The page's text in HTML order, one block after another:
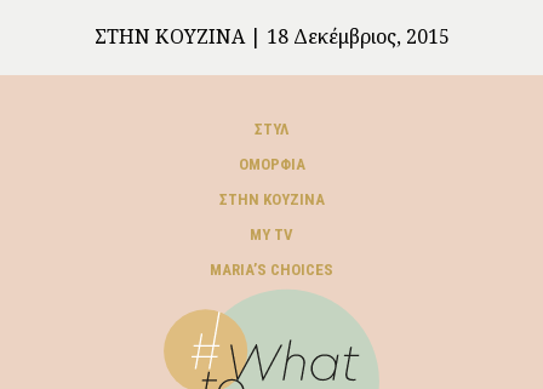
ΣΤΗΝ ΚΟΥΖΊΝΑ 18 Δεκέμβριος, 2015
ΣΤΥΛ
ΟΜΟΡΦΙΆ
ΣΤΗΝ ΚΟΥΖΊΝΑ
MY TV
ΜARIA’S CHOICES